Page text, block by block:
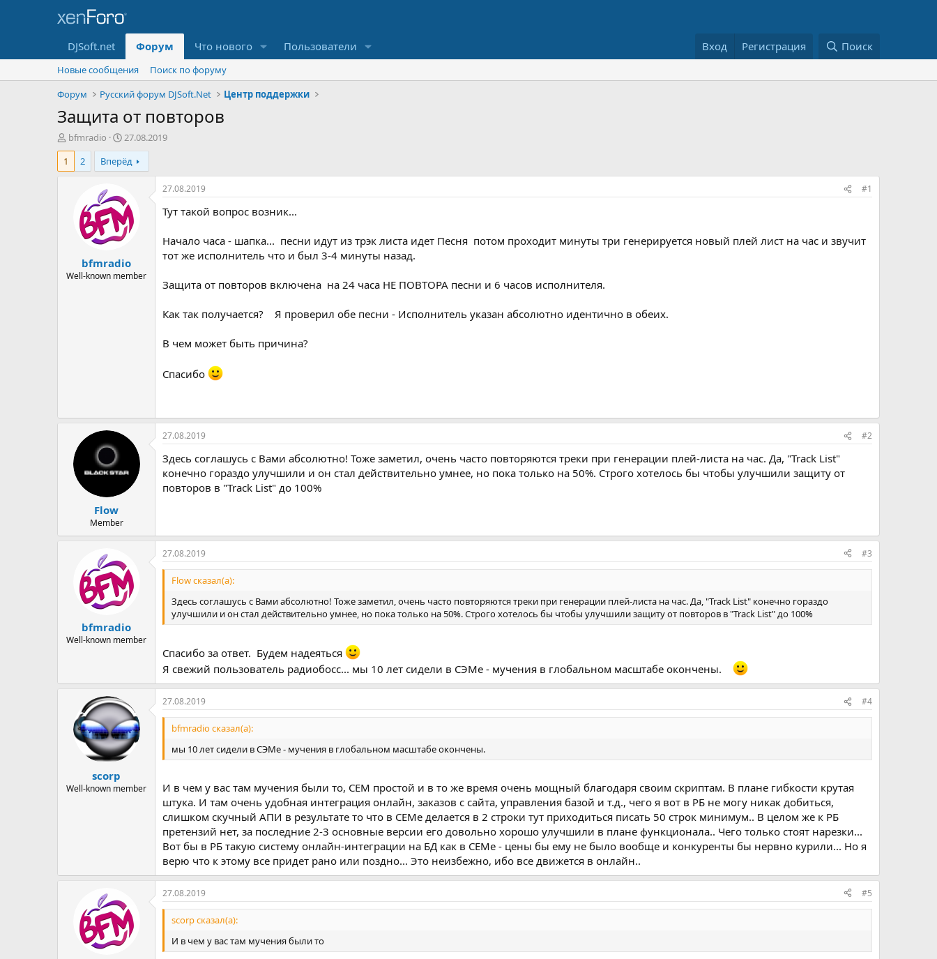
DJSoft.net Форум Что нового Пользователи Вход Регистрация Поиск
Новые сообщения
Поиск по форуму
Форум
Русский форум DJSoft.Net Центр поддержки
Защита от повторов
А
в
о
bfmradio
Д
а
т
а
а
ч
а
л
27.08.2019
1
2 Вперёд
bfmradio
Well-known member
27.08.2019 #1
Тут такой вопрос возник...
Начало часа - шапка... песни идут из трэк листа идет Песня потом проходит минуты три генерируется новый плей лист на час и звучит
тот же исполнитель что и был 3-4 минуты назад.
Защита от повторов включена на 24 часа НЕ ПОВТОРА песни и 6 часов исполнителя.
Как так получается? Я проверил обе песни - Исполнитель указан абсолютно идентично в обеих.
В чем может быть причина?
Спасибо
Flow
Member
27.08.2019 #2
Здесь соглашусь с Вами абсолютно! Тоже заметил, очень часто повторяются треки при генерации плей-листа на час. Да, "Track List"
конечно гораздо улучшили и он стал действительно умнее, но пока только на 50%. Строго хотелось бы чтобы улучшили защиту от
повторов в "Track List" до 100%
bfmradio
Well-known member
27.08.2019 #3
Flow сказал(а):
Здесь соглашусь с Вами абсолютно! Тоже заметил, очень часто повторяются треки при генерации плей-листа на час. Да, "Track List" конечно гораздо
улучшили и он стал действительно умнее, но пока только на 50%. Строго хотелось бы чтобы улучшили защиту от повторов в "Track List" до 100%
Спасибо за ответ. Будем надеяться
Я свежий пользователь радиобосс... мы 10 лет сидели в СЭМе - мучения в глобальном масштабе окончены.
scorp
Well-known member
27.08.2019 #4
bfmradio сказал(а):
мы 10 лет сидели в СЭМе - мучения в глобальном масштабе окончены.
И в чем у вас там мучения были то, СЕМ простой и в то же время очень мощный благодаря своим скриптам. В плане гибкости крутая
штука. И там очень удобная интеграция онлайн, заказов с сайта, управления базой и т.д., чего я вот в РБ не могу никак добиться,
слишком скучный АПИ в результате то что в СЕМе делается в 2 строки тут приходиться писать 50 строк минимум.. В целом же к РБ
претензий нет, за последние 2-3 основные версии его довольно хорошо улучшили в плане функционала.. Чего только стоят нарезки...
Вот бы в РБ такую систему онлайн-интеграции на БД как в СЕМе - цены бы ему не было вообще и конкуренты бы нервно курили... Но я
верю что к этому все придет рано или поздно... Это неизбежно, ибо все движется в онлайн..
27.08.2019 #5
scorp сказал(а):
И в чем у вас там мучения были то